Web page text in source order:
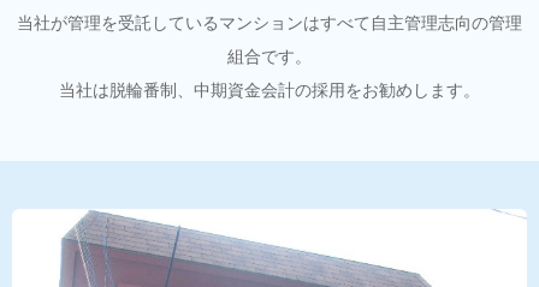
当社が管理を受託しているマンションはすべて自主管理志向の管理
組合です。
当社は脱輪番制、中期資金会計の採用をお勧めします。